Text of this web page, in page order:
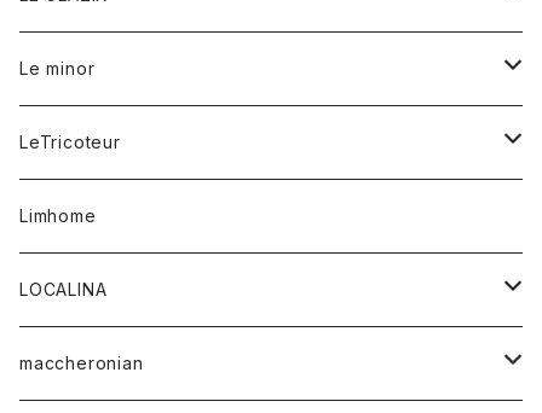
マフラー
リング
バンダナ
タンクトップ
Tシャツ
カーディガン
セーター
シャツ
ワンピース
Tシャツ
レディース
コート
シャツ
Le minor
ボトム
スカート
パンツ
レディース
アウター
カットソー
トップス
シャツ
LeTricoteur
カーディガン
Limhome
LOCALINA
ロングスリーブテーシャツ
maccheronian